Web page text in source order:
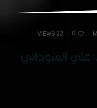
·
0
·
23 VIEWS
علي السوداني